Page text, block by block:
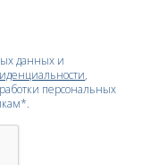
данных и
,
персональных